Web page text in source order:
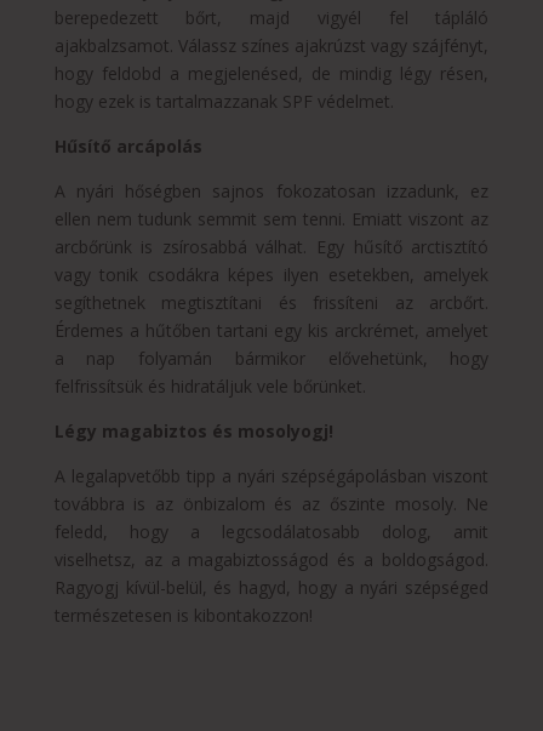
berepedezett bőrt, majd vigyél fel tápláló
ajakbalzsamot. Válassz színes ajakrúzst vagy szájfényt,
hogy feldobd a megjelenésed, de mindig légy résen,
hogy ezek is tartalmazzanak SPF védelmet.
Hűsítő arcápolás
A nyári hőségben sajnos fokozatosan izzadunk, ez
ellen nem tudunk semmit sem tenni. Emiatt viszont az
arcbőrünk is zsírosabbá válhat. Egy hűsítő arctisztító
vagy tonik csodákra képes ilyen esetekben, amelyek
segíthetnek megtisztítani és frissíteni az arcbőrt.
Érdemes a hűtőben tartani egy kis arckrémet, amelyet
a nap folyamán bármikor elővehetünk, hogy
felfrissítsük és hidratáljuk vele bőrünket.
Légy magabiztos és mosolyogj!
A legalapvetőbb tipp a nyári szépségápolásban viszont
továbbra is az önbizalom és az őszinte mosoly. Ne
feledd, hogy a legcsodálatosabb dolog, amit
viselhetsz, az a magabiztosságod és a boldogságod.
Ragyogj kívül-belül, és hagyd, hogy a nyári szépséged
természetesen is kibontakozzon!